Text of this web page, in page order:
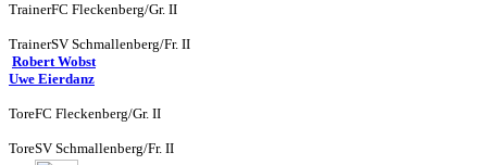
TrainerFC Fleckenberg/Gr. II
TrainerSV Schmallenberg/Fr. II
Robert Wobst
Uwe Eierdanz
ToreFC Fleckenberg/Gr. II
ToreSV Schmallenberg/Fr. II